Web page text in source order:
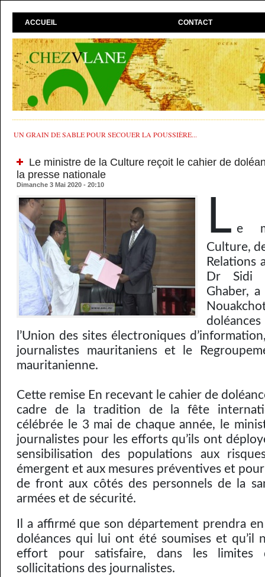
ACCUEIL CONTACT
UN GRAIN DE SABLE POUR SECOUER LA POUSSIÈRE...
Le ministre de la Culture reçoit le cahier de
la presse nationale
Dimanche 3 Mai 2020 - 20:10
L e
Culture,
Relations
Dr Sidi
Ghaber,
l’Union des sites électroniques
journalistes mauritaniens et le
mauritanienne.
Cette remise En recevant le cahier de
cadre de la tradition de la fête
célébrée le 3 mai de chaque année, le
journalistes pour les efforts qu’ils ont
sensibilisation des populations aux
émergent et aux mesures préventives et
de front aux côtés des personnels de la
armées et de sécurité.
Il a affirmé que son département prendra
doléances qui lui ont été soumises et qu’il
effort pour satisfaire, dans les limites
sollicitations des journalistes.